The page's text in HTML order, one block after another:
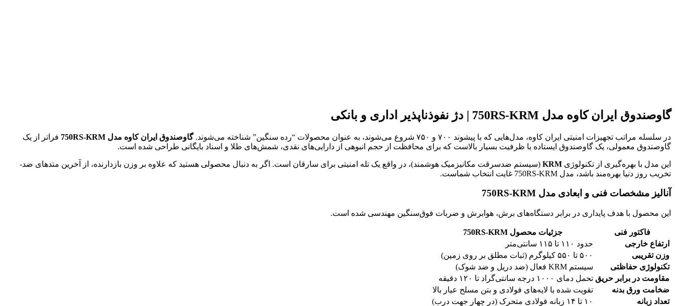
گاوصندوق ایران کاوه مدل 750RS-KRM | دژ نفوذناپذیر اداری و بانکی
در سلسله مراتب تجهیزات امنیتی ایران کاوه، مدل‌هایی که با پیشوند ۷۰۰ و ۷۵۰ شروع می‌شوند، به عنوان محصولات “رده سنگین” شناخته می‌شوند. گاوصندوق ایران کاوه مدل 750RS-KRM
فراتر از یک
گاوصندوق معمولی، یک گاوصندوق ایستاده با ظرفیت بسیار بالاست که برای محافظت از حجم انبوهی از دارایی‌های نقدی، شمش‌های طلا و اسناد بایگانی طراحی شده است.
این مدل با بهره‌گیری از تکنولوژی KRM (سیستم ضدسرقت مکانیزمیک هوشمند)، در واقع یک تله امنیتی برای سارقان است. اگر به دنبال محصولی هستید که علاوه بر وزن بازدارنده، از آخرین متدهای ضد-
تخریب روز دنیا بهره‌مند باشد، مدل 750RS-KRM غایت انتخاب شماست.
آنالیز مشخصات فنی و ابعادی مدل 750RS-KRM
این محصول با هدف پایداری در برابر دستگاه‌های برش، هوا‌برش و ضربات فوق‌سنگین مهندسی شده است.
فاکتور فنی
جزئیات محصول 750RS-KRM
ارتفاع خارجی
حدود ۱۱۰ تا ۱۱۵ سانتی‌متر
وزن تقریبی
۵۰۰ تا ۵۵۰ کیلوگرم (ثبات مطلق بر روی زمین)
تکنولوژی حفاظتی
سیستم KRM فعال (ضد دریل و ضد شوک)
مقاومت در برابر حریق تحمل دمای ۱۰۰۰ درجه سانتی‌گراد تا ۱۲۰ دقیقه
ضخامت ورق بدنه
تقویت شده با لایه‌های فولادی و بتن مسلح عیار بالا
تعداد زبانه
۱۰ تا ۱۴ زبانه فولادی متحرک (در چهار جهت درب)